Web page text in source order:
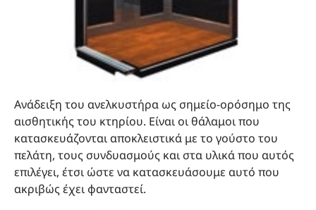
Ανάδειξη του ανελκυστήρα ως σημείο-ορόσημο της
αισθητικής του κτηρίου. Είναι οι θάλαμοι που
κατασκευάζονται αποκλειστικά με το γούστο του
πελάτη, τους συνδυασμούς και στα υλικά που αυτός
επιλέγει, έτσι ώστε να κατασκευάσουμε αυτό που
ακριβώς έχει φανταστεί.